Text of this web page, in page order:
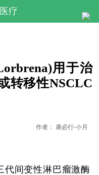
疗
用于治
转移性NSCLC
作者： 康必行-小月
代间变性淋巴瘤激酶